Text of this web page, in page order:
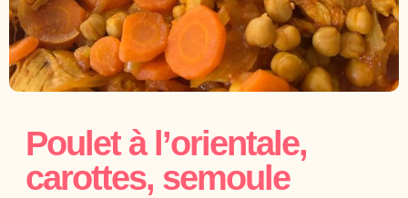
Poulet à l’orientale,
carottes, semoule